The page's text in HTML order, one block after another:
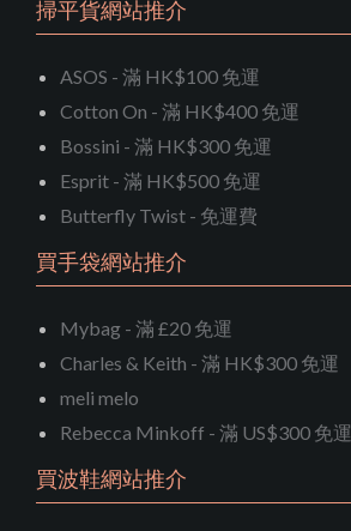
掃平貨網站推介
ASOS - 滿 HK$100 免運
Cotton On - 滿 HK$400 免運
Bossini - 滿 HK$300 免運
Esprit - 滿 HK$500 免運
Butterfly Twist - 免運費
買手袋網站推介
Mybag - 滿 £20 免運
Charles & Keith - 滿 HK$300 免運
meli melo
Rebecca Minkoff - 滿 US$300 免運
買波鞋網站推介